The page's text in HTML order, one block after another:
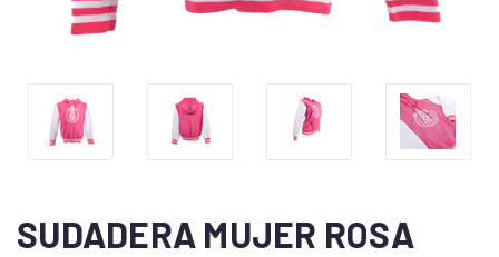
SUDADERA MUJER ROSA